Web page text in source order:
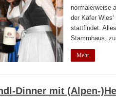
normalerweise
der Käfer
stattfindet.
Stammhaus,
Mehr
Dinner mit (Alpen-